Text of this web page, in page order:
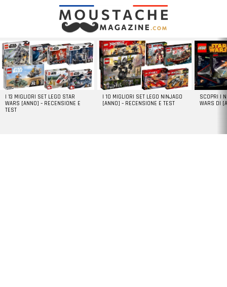
LATEST
STORIES
I 13 MIGLIORI SET LEGO STAR
WARS [ANNO] – RECENSIONE E
TEST
I 10 MIGLIORI SET LEGO NINJAGO
[ANNO] – RECENSIONE E TEST
SCOPRI I
WARS DI